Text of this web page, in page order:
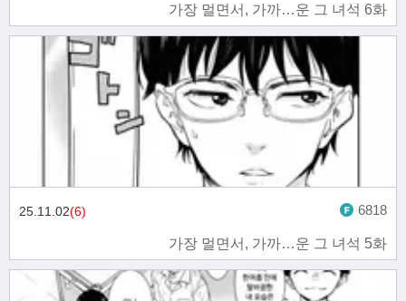
가장 멀면서, 가까…운 그 녀석 6화
가장 멀면서, 가까…운 그 녀석 5화
25.11.02(6) 6818